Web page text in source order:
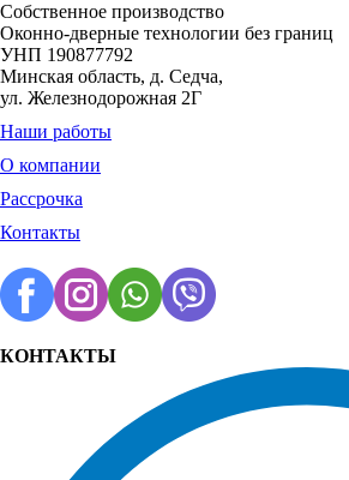
Собственное производство
Оконно-дверные технологии без границ
УНП 190877792
Минская область, д. Седча,
ул. Железнодорожная 2Г
Наши работы
О компании
Рассрочка
Контакты
КОНТАКТЫ